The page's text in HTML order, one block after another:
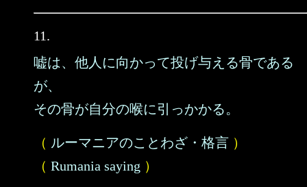
11.
嘘は、他人に向かって投げ与える骨である
が、
その骨が自分の喉に引っかかる。
（ ルーマニアのことわざ・格言 ）
（ Rumania saying ）